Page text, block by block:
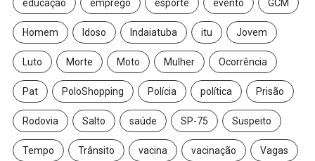
educação emprego esporte evento GCM
Homem Idoso Indaiatuba itu Jovem
Luto Morte Moto Mulher Ocorrência
Pat PoloShopping Polícia política Prisão
Rodovia Salto saúde SP-75 Suspeito
Tempo Trânsito vacina vacinação Vagas